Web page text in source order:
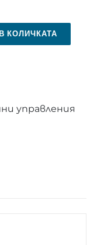
КОЛИЧКАТА
управления